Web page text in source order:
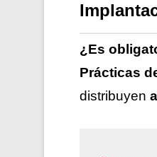
¿Es
Prácticas
distribuyen